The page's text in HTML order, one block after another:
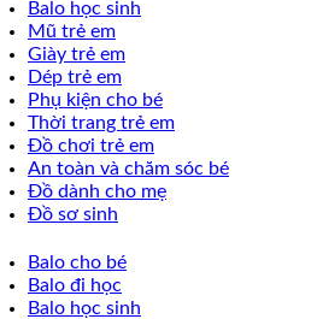
Balo học sinh
Mũ trẻ em
Giày trẻ em
Dép trẻ em
Phụ kiện cho bé
Thời trang trẻ em
Đồ chơi trẻ em
An toàn và chăm sóc bé
Đồ dành cho mẹ
Đồ sơ sinh
Balo cho bé
Balo đi học
Balo học sinh